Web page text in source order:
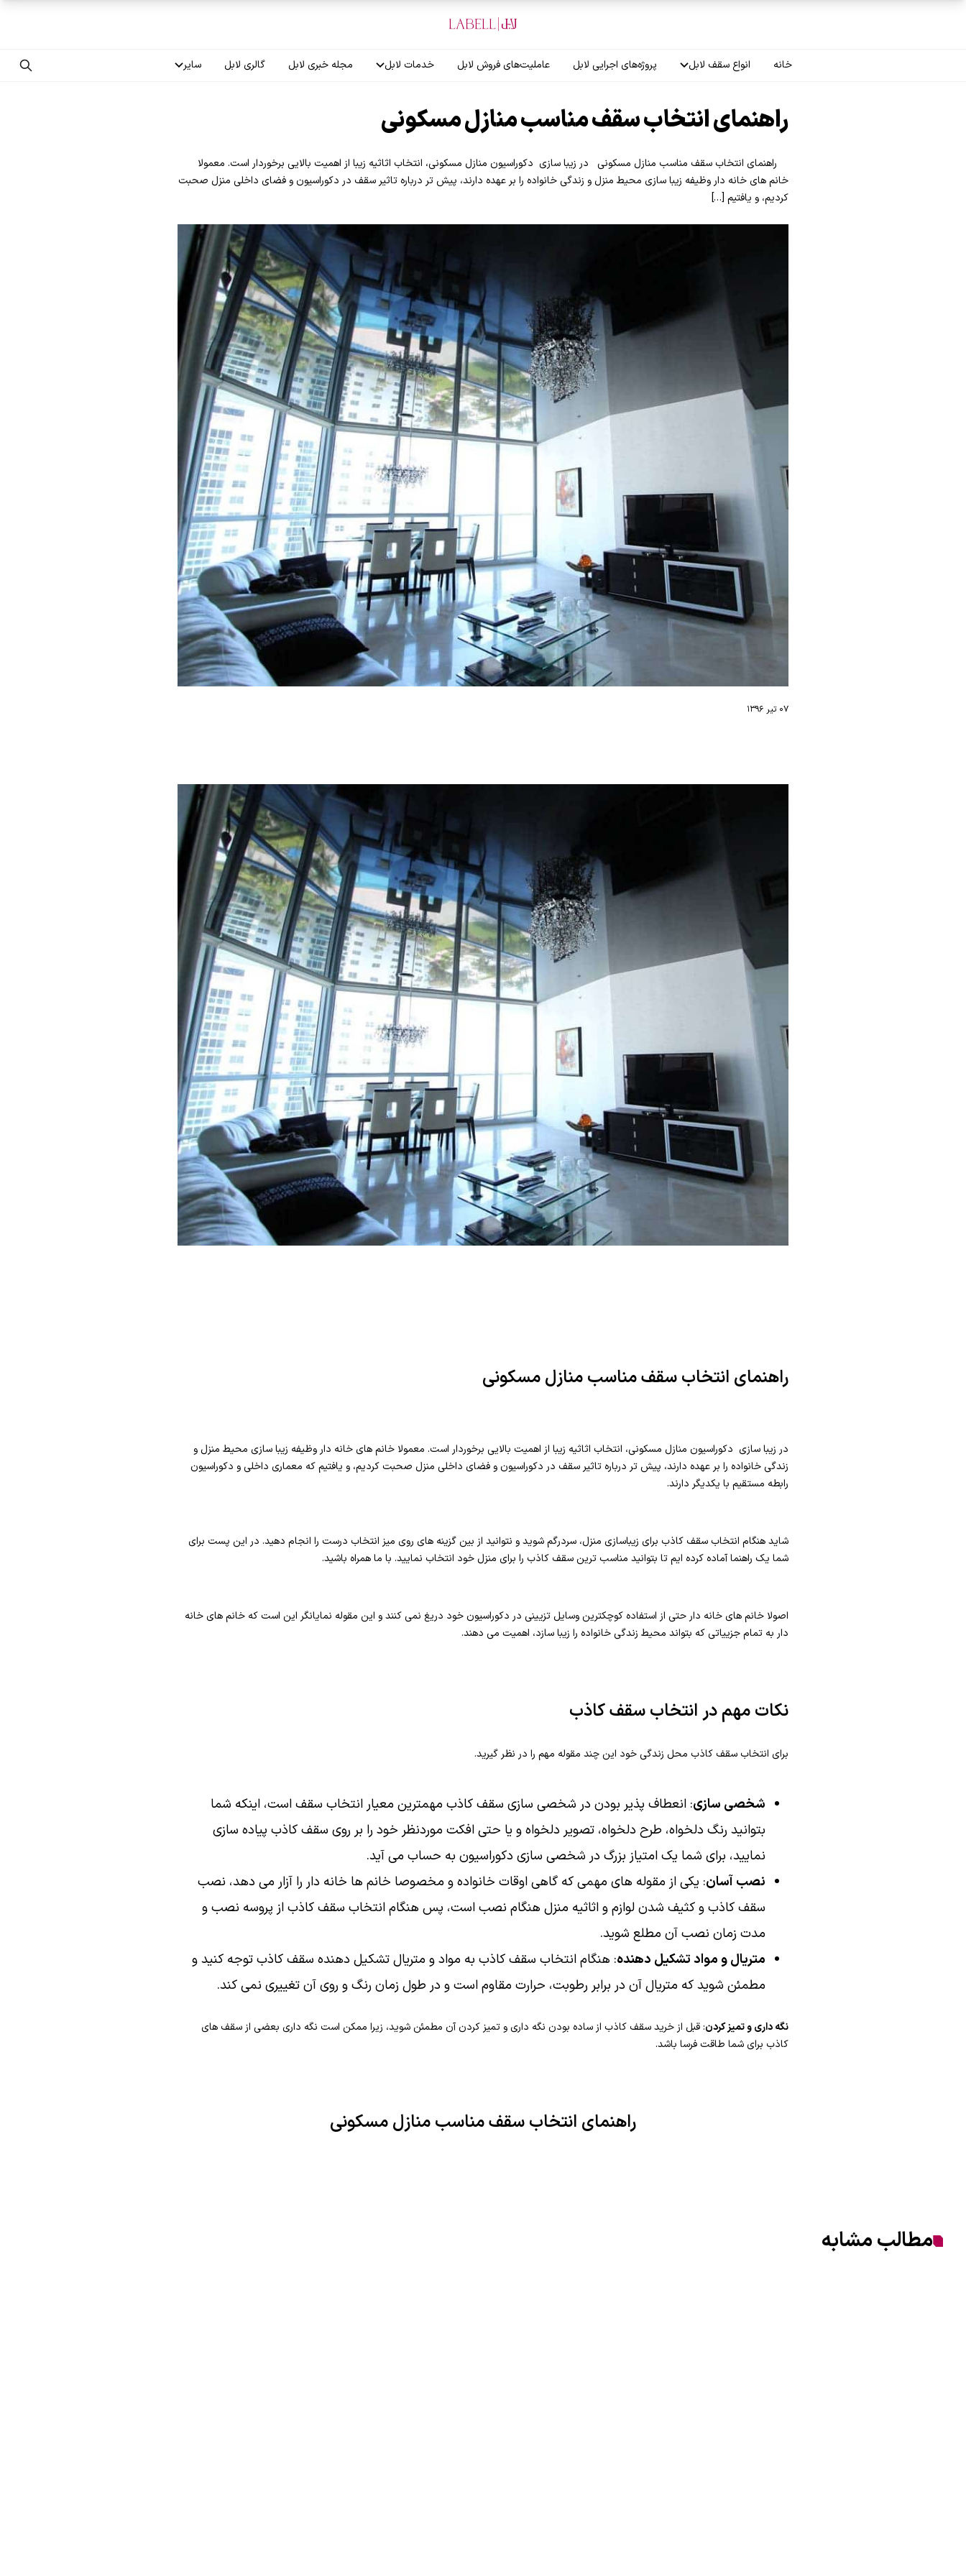
خانه انواع سقف لابل
سقف لاکر
سقف گلکسی
پروژه‌های اجرایی لابل عاملیت‌های فروش لابل خدمات لابل
گارانتی لابل
مجله خبری لابل گالری لابل سایر
راهنمای انتخاب سقف مناسب منازل مسکونی
راهنمای انتخاب سقف مناسب منازل مسکونی در زیبا سازی دکوراسیون منازل مسکونی، انتخاب اثاثیه زیبا از اهمیت بالایی برخوردار است. معمولا
خانم های خانه دار وظیفه زیبا سازی محیط منزل و زندگی خانواده را بر عهده دارند، پیش تر درباره تاثیر سقف در دکوراسیون و فضای داخلی منزل صحبت
کردیم، و یافتیم […]
۰۷ تیر ۱۳۹۶
راهنمای انتخاب سقف مناسب منازل مسکونی
در زیبا سازی دکوراسیون منازل مسکونی، انتخاب اثاثیه زیبا از اهمیت بالایی برخوردار است. معمولا خانم های خانه دار وظیفه زیبا سازی محیط منزل و
زندگی خانواده را بر عهده دارند، پیش تر درباره تاثیر سقف در دکوراسیون و فضای داخلی منزل صحبت کردیم، و یافتیم که معماری داخلی و دکوراسیون
رابطه مستقیم با یکدیگر دارند.
شاید هنگام انتخاب سقف کاذب برای زیباسازی منزل، سردرگم شوید و نتوانید از بین گزینه های روی میز انتخاب درست را انجام دهید. در این پست برای
شما یک راهنما آماده کرده ایم تا بتوانید مناسب ترین سقف کاذب را برای منزل خود انتخاب نمایید. با ما همراه باشید.
اصولا خانم های خانه دار حتی از استفاده کوچکترین وسایل تزیینی در دکوراسیون خود دریغ نمی کنند و این مقوله نمایانگر این است که خانم های خانه
دار به تمام جزییاتی که بتواند محیط زندگی خانواده را زیبا سازد، اهمیت می دهند.
نکات مهم در انتخاب سقف کاذب
برای انتخاب سقف کاذب محل زندگی خود این چند مقوله مهم را در نظر گیرید.
شخصی سازی: انعطاف پذیر بودن در شخصی سازی سقف کاذب مهمترین معیار انتخاب سقف است، اینکه شما
بتوانید رنگ دلخواه، طرح دلخواه، تصویر دلخواه و یا حتی افکت موردنظر خود را بر روی سقف کاذب پیاده سازی
نمایید، برای شما یک امتیاز بزرگ در شخصی سازی دکوراسیون به حساب می آید.
نصب آسان: یکی از مقوله های مهمی که گاهی اوقات خانواده و مخصوصا خانم ها خانه دار را آزار می دهد، نصب
سقف کاذب و کثیف شدن لوازم و اثاثیه منزل هنگام نصب است، پس هنگام انتخاب سقف کاذب از پروسه نصب و
مدت زمان نصب آن مطلع شوید.
متریال و مواد تشکیل دهنده: هنگام انتخاب سقف کاذب به مواد و متریال تشکیل دهنده سقف کاذب توجه کنید و
مطمئن شوید که متریال آن در برابر رطوبت، حرارت مقاوم است و در طول زمان رنگ و روی آن تغییری نمی کند.
نگه داری و تمیز کردن: قبل از خرید سقف کاذب از ساده بودن نگه داری و تمیز کردن آن مطمئن شوید، زیرا ممکن است نگه داری بعضی از سقف های
کاذب برای شما طاقت فرسا باشد.
راهنمای انتخاب سقف مناسب منازل مسکونی
مطالب مشابه